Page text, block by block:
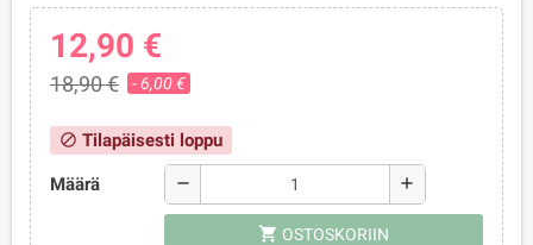
12,90 €
18,90 € - 6,00 €
block Tilapäisesti loppu
Määrä remove add
shopping_cart OSTOSKORIIN